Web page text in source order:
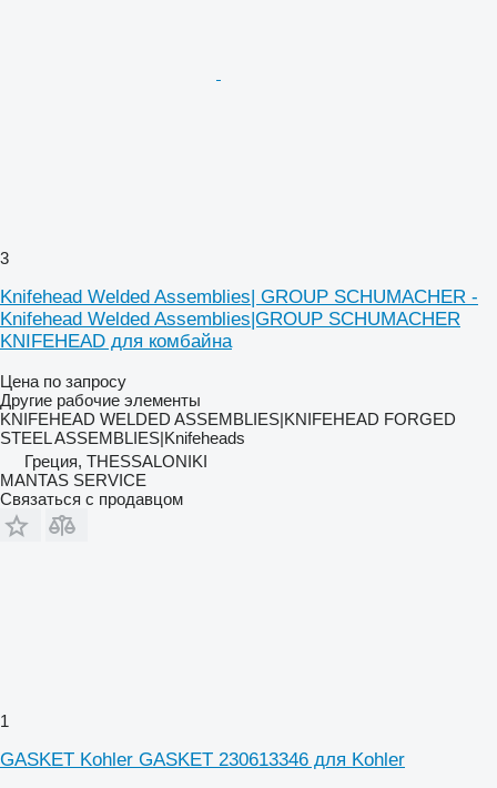
3
Knifehead Welded Assemblies| GROUP SCHUMACHER -
Knifehead Welded Assemblies|GROUP SCHUMACHER
KNIFEHEAD для комбайна
Цена по запросу
Другие рабочие элементы
KNIFEHEAD WELDED ASSEMBLIES|KNIFEHEAD FORGED
STEEL ASSEMBLIES|Knifeheads
Греция, THESSALONIKI
MANTAS SERVICE
Связаться с продавцом
1
GASKET Kohler GASKET 230613346 для Kohler